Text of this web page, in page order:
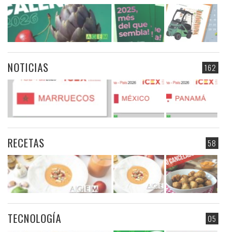
162
NOTICIAS
58
RECETAS
05
TECNOLOGÍA